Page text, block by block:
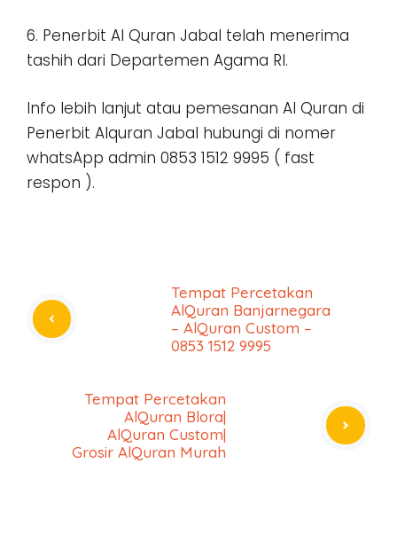
6. Penerbit Al Quran Jabal telah menerima
tashih dari Departemen Agama RI.
Info lebih lanjut atau pemesanan Al Quran di
Penerbit Alquran Jabal hubungi di nomer
whatsApp admin 0853 1512 9995 ( fast
respon ).
Tempat Percetakan
AlQuran Banjarnegara
– AlQuran Custom –
0853 1512 9995
Tempat Percetakan
AlQuran Blora|
AlQuran Custom|
Grosir AlQuran Murah